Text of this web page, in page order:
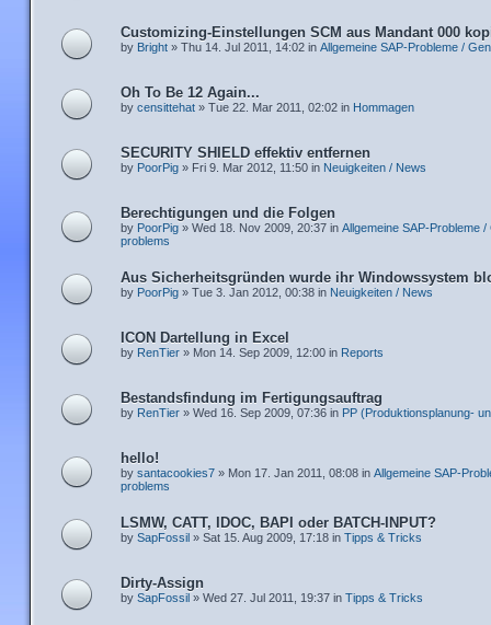
Customizing-Einstellungen SCM aus Mandant 000
by Bright » Thu 14. Jul 2011, 14:02 in Allgemeine SAP-Probleme /
Oh To Be 12 Again...
by censittehat » Tue 22. Mar 2011, 02:02 in Hommagen
SECURITY SHIELD effektiv entfernen
by PoorPig » Fri 9. Mar 2012, 11:50 in Neuigkeiten / News
Berechtigungen und die Folgen
by PoorPig » Wed 18. Nov 2009, 20:37 in Allgemeine SAP-Probleme
problems
Aus Sicherheitsgründen wurde ihr Windowssystem
by PoorPig » Tue 3. Jan 2012, 00:38 in Neuigkeiten / News
ICON Dartellung in Excel
by RenTier » Mon 14. Sep 2009, 12:00 in Reports
Bestandsfindung im Fertigungsauftrag
by RenTier » Wed 16. Sep 2009, 07:36 in PP (Produktionsplanung-
hello!
by santacookies7 » Mon 17. Jan 2011, 08:08 in Allgemeine SAP-
problems
LSMW, CATT, IDOC, BAPI oder BATCH-INPUT?
by SapFossil » Sat 15. Aug 2009, 17:18 in Tipps & Tricks
Dirty-Assign
by SapFossil » Wed 27. Jul 2011, 19:37 in Tipps & Tricks